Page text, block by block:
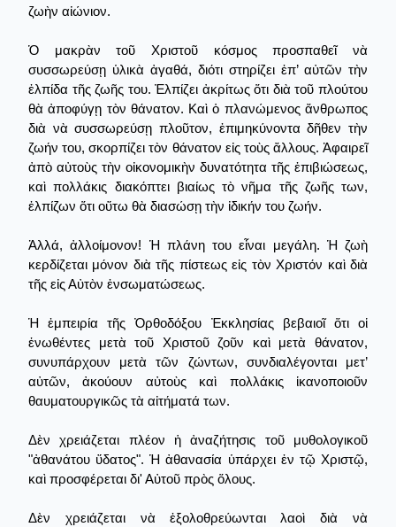
ζωὴν αἰώνιον.
Ὁ μακρὰν τοῦ Χριστοῦ κόσμος προσπαθεῖ νὰ
συσσωρεύσῃ ὑλικὰ ἀγαθά, διότι στηρίζει ἐπ’ αὐτῶν τὴν
ἐλπίδα τῆς ζωῆς του. Ἐλπίζει ἀκρίτως ὅτι διὰ τοῦ πλούτου
θὰ ἀποφύγῃ τὸν θάνατον. Καὶ ὁ πλανώμενος ἄνθρωπος
διὰ νὰ συσσωρεύσῃ πλοῦτον, ἐπιμηκύνοντα δῆθεν τὴν
ζωήν του, σκορπίζει τὸν θάνατον εἰς τοὺς ἄλλους. Ἀφαιρεῖ
ἀπὸ αὐτοὺς τὴν οἰκονομικὴν δυνατότητα τῆς ἐπιβιώσεως,
καὶ πολλάκις διακόπτει βιαίως τὸ νῆμα τῆς ζωῆς των,
ἐλπίζων ὅτι οὕτω θὰ διασώσῃ τὴν ἰδικήν του ζωήν.
Ἀλλά, ἀλλοίμονον! Ἡ πλάνη του εἶναι μεγάλη. Ἡ ζωὴ
κερδίζεται μόνον διὰ τῆς πίστεως εἰς τὸν Χριστόν καὶ διὰ
τῆς εἰς Αὐτὸν ἐνσωματώσεως.
Ἡ ἐμπειρία τῆς Ὀρθοδόξου Ἐκκλησίας βεβαιοῖ ὅτι οἱ
ἑνωθέντες μετὰ τοῦ Χριστοῦ ζοῦν καὶ μετὰ θάνατον,
συνυπάρχουν μετὰ τῶν ζώντων, συνδιαλέγονται μετ’
αὐτῶν, ἀκούουν αὐτοὺς καὶ πολλάκις ἱκανοποιοῦν
θαυματουργικῶς τὰ αἰτήματά των.
Δὲν χρειάζεται πλέον ἡ ἀναζήτησις τοῦ μυθολογικοῦ
"ἀθανάτου ὕδατος". Ἡ ἀθανασία ὑπάρχει ἐν τῷ Χριστῷ,
καὶ προσφέρεται δι' Αὐτοῦ πρὸς ὅλους.
Δὲν χρειάζεται νὰ ἐξολοθρεύωνται λαοὶ διὰ νὰ